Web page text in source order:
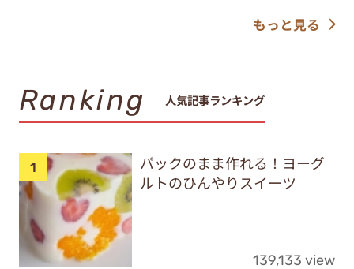
もっと見る
Ranking 人気記事ランキング
パックのまま作れる！ヨーグ
ルトのひんやりスイーツ
139,133 view